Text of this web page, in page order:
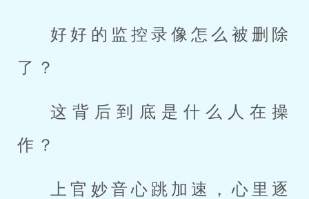
好好的监控录像怎么被删除
了？
这背后到底是什么人在操
作？
上官妙音心跳加速，心里逐